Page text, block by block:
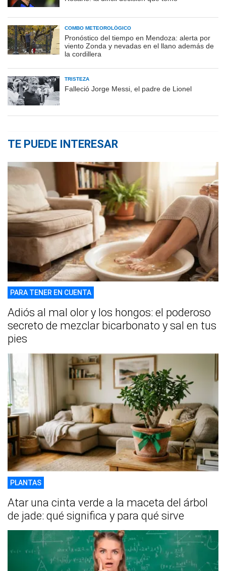
COMBO METEOROLÓGICO
Pronóstico del tiempo en Mendoza: alerta por
viento Zonda y nevadas en el llano además de
la cordillera
TRISTEZA
Falleció Jorge Messi, el padre de Lionel
TE PUEDE INTERESAR
PARA TENER EN CUENTA
Adiós al mal olor y los hongos: el poderoso
secreto de mezclar bicarbonato y sal en tus
pies
PLANTAS
Atar una cinta verde a la maceta del árbol
de jade: qué significa y para qué sirve